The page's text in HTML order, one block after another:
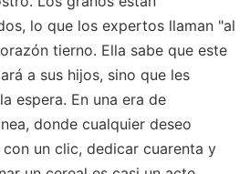
lo que los expertos llaman "al
tierno. Ella sabe que este
a sus hijos, sino que les
espera. En una era de
donde cualquier deseo
un clic, dedicar cuarenta y